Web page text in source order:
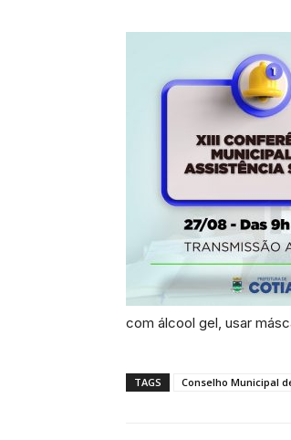
com álcool gel, usar
TAGS Conselho Municipal